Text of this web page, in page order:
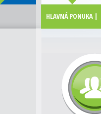
HLAVNÁ PONUKA |